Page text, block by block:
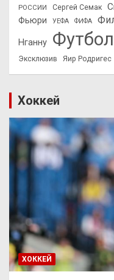
РОССИИ
Сергей Семак
Фьюри
УЕФА ФИФА
Нганну Футбол
Эксклюзив Яир Родригес
Хоккей
ХОККЕЙ